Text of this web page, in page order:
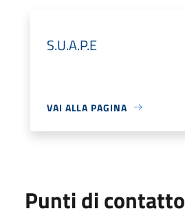
S.U.A.P.E
VAI ALLA PAGINA
Punti di contatto